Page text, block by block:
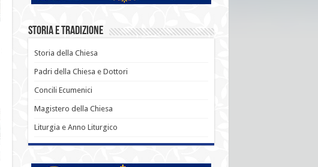
Storia e Tradizione
Storia della Chiesa
Padri della Chiesa e Dottori
Concili Ecumenici
Magistero della Chiesa
Liturgia e Anno Liturgico